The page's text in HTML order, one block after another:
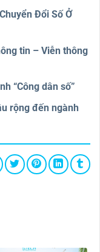
Đổi Số Ở
tin – Viễn thông
“Công dân số”
rộng đến ngành